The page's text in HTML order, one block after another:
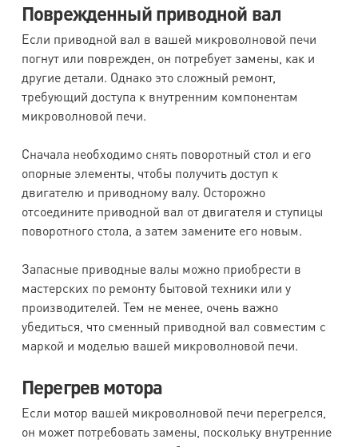
Поврежденный приводной вал
Если приводной вал в вашей микроволновой печи
погнут или поврежден, он потребует замены, как и
другие детали. Однако это сложный ремонт,
требующий доступа к внутренним компонентам
микроволновой печи.
Сначала необходимо снять поворотный стол и его
опорные элементы, чтобы получить доступ к
двигателю и приводному валу. Осторожно
отсоедините приводной вал от двигателя и ступицы
поворотного стола, а затем замените его новым.
Запасные приводные валы можно приобрести в
мастерских по ремонту бытовой техники или у
производителей. Тем не менее, очень важно
убедиться, что сменный приводной вал совместим с
маркой и моделью вашей микроволновой печи.
Перегрев мотора
Если мотор вашей микроволновой печи перегрелся,
он может потребовать замены, поскольку внутренние